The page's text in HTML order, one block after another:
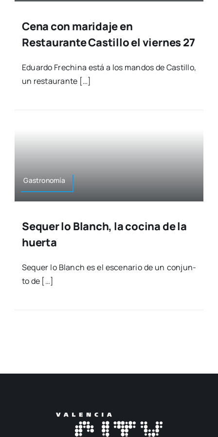
Cena con maridaje en
Restaurante Castillo el viernes 27
Eduar­do Fre­chi­na está a los man­dos de Cas­ti­llo,
un res­tau­ran­te […]
Gas­tro­no­mía
Sequer lo Blanch, la cocina de la
huerta
Sequer lo Blanch es el esce­na­rio de un con­jun­
to de […]